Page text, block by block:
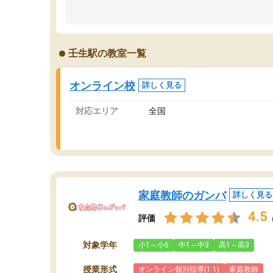
い
壬生駅の教室一覧
オンライン校 詳しく見る
対応エリア 全国
家庭教師のガンバ 詳しく見る
評価 4.5
対象学年 小1～小6 中1～中3 高1～高3
授業形式 オンライン個別指導(1:1) 家庭教師